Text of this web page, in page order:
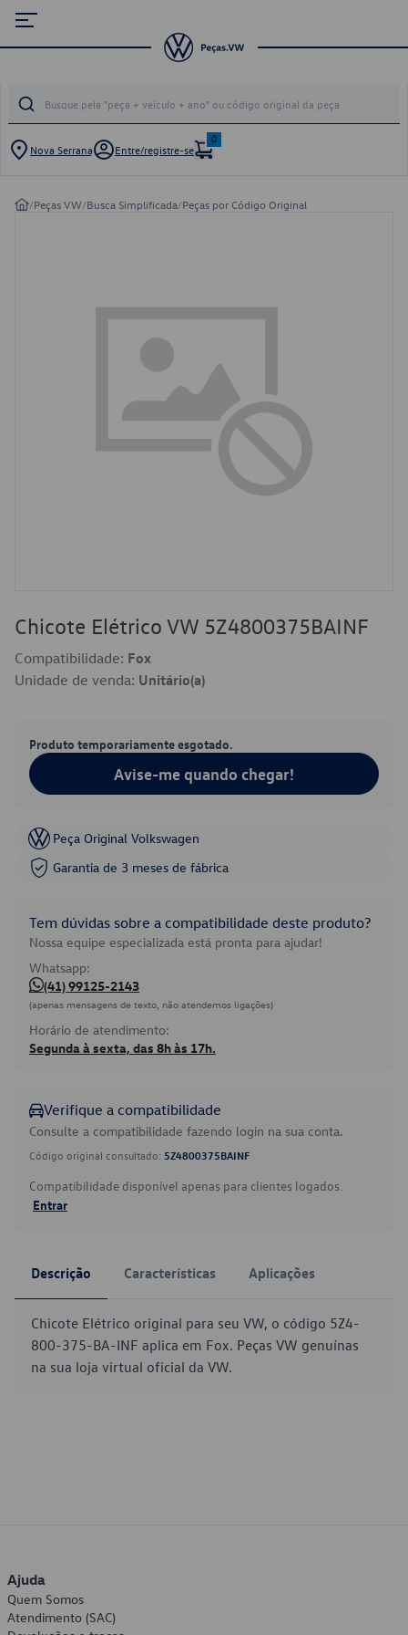
Nova Serrana Entre/registre-se
0
/Peças VW/Busca Simplificada/Peças por Código Original
Chicote Elétrico VW 5Z4800375BAINF
Compatibilidade: Fox
Unidade de venda: Unitário(a)
Produto temporariamente esgotado.
Avise-me quando chegar!
Peça Original Volkswagen
Garantia de 3 meses de fábrica
Tem dúvidas sobre a compatibilidade deste produto?
Nossa equipe especializada está pronta para ajudar!
Whatsapp:
(41) 99125-2143
(apenas mensagens de texto, não atendemos ligações)
Horário de atendimento:
Segunda à sexta, das 8h às 17h.
Verifique a compatibilidade
Consulte a compatibilidade fazendo login na sua conta.
Código original consultado: 5Z4800375BAINF
Compatibilidade disponível apenas para clientes logados.
Entrar
Descrição Características Aplicações
Chicote Elétrico original para seu VW, o código 5Z4-
800-375-BA-INF aplica em Fox. Peças VW genuínas
na sua loja virtual oficial da VW.
Ajuda
Quem Somos
Atendimento (SAC)